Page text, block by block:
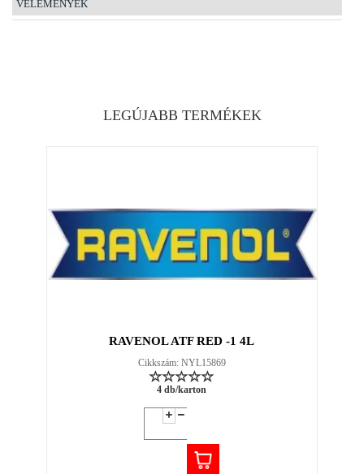
VÉLEMÉNYEK
LEGÚJABB TERMÉKEK
RAVENOL ATF RED -1 4L
Cikkszám: NYL15869
4 db/karton